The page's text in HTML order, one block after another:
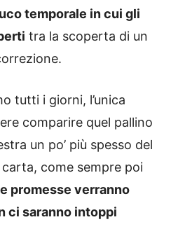
temporale in cui gli
tra la scoperta di un
tutti i giorni, l’unica
comparire quel pallino
un po’ più spesso del
come sempre poi
promesse verranno
ci saranno intoppi